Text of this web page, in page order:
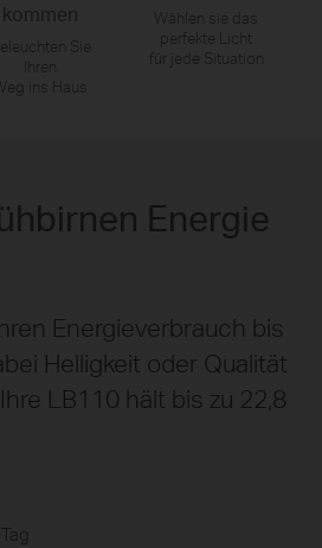
kommen
Sie
Ihren
Weg ins Haus
Wählen sie das
perfekte Licht
für jede Situation
Energie
Energieverbrauch bis
Helligkeit oder Qualität
LB110 hält bis zu 22,8